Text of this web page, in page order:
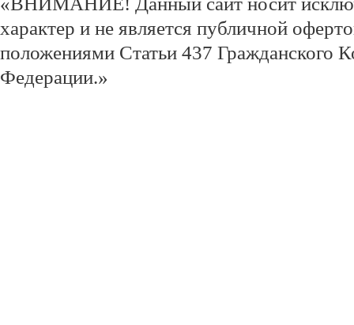
характер и не является публичной
положениями Статьи 437 Гражданского
Федерации.»